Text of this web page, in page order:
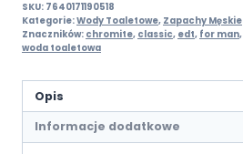
SKU: 7640171190518
Kategorie:Wody Toaletowe, Zapachy Męskie
Znaczników: chromite, classic, edt, for man,
woda toaletowa
Opis
Informacje dodatkowe